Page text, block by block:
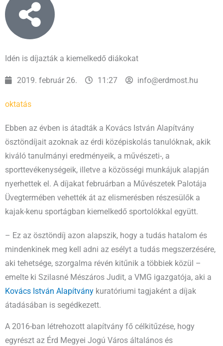
Idén is díjazták a kiemelkedő diákokat
2019. február 26. 11:27 info@erdmost.hu
oktatás
Ebben az évben is átadták a Kovács István Alapítvány
ösztöndíjait azoknak az érdi középiskolás tanulóknak, akik
kiváló tanulmányi eredményeik, a művészeti-, a
sporttevékenységeik, illetve a közösségi munkájuk alapján
nyerhettek el. A díjakat februárban a Művészetek Palotája
Üvegtermében vehették át az elismerésben részesülők a
kajak-kenu sportágban kiemelkedő sportolókkal együtt.
– Ez az ösztöndíj azon alapszik, hogy a tudás hatalom és
mindenkinek meg kell adni az esélyt a tudás megszerzésére,
aki tehetsége, szorgalma révén kitűnik a többiek közül –
emelte ki Szilasné Mészáros Judit, a VMG igazgatója, aki a
Kovács István Alapítvány kuratóriumi tagjaként a díjak
átadásában is segédkezett.
A 2016-ban létrehozott alapítvány fő célkitűzése, hogy
egyrészt az Érd Megyei Jogú Város általános és